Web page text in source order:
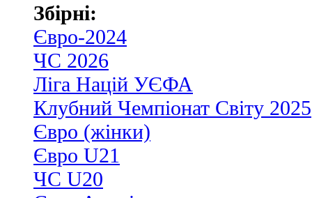
Збірні:
Євро-2024
ЧС 2026
Ліга Націй УЄФА
Клубний Чемпіонат Світу 2025
Євро (жінки)
Євро U21
ЧС U20